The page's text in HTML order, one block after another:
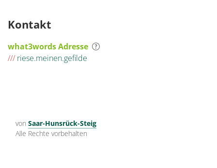
Kontakt
what3words Adresse
/// riese.meinen.gefilde
von Saar-Hunsrück-Steig
Alle Rechte vorbehalten